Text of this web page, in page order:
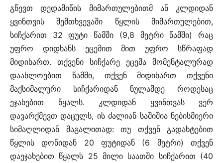
გწევთ დედამიწის მიმართულებითმ ან კლდიდან
ყვინთვის შემთხვევაში წყლის მიმართულებით,
სიჩქარით 32 ფუტი წამში (9,8 მეტრი წამში) რაც
უფრო დიდხანს ეცემით მით უფრო სწრაფად
მიდიხართ. თქვენი სიჩქარე ეცემა მომენტალურად
დაახლოებით წამში, თქვენ მიდიხართ თქვენი
მაქსიმალური სიჩქარიდან ნულამდე როდესაც
ეჯახებით წყალს. კლდიდან ყვინთვას ვერ
დავარქმევთ დაცულს, ის ძალიან საშიშია ნებისმიერი
სიმაღლიდან მაგალითად: თუ თქვენ გადახტებით
წყლის დონიდან 20 ფუტიდან (6 მეტრი) თქვენ
დაეჯახებით წყალს 25 მილი საათში სიჩქარით (40